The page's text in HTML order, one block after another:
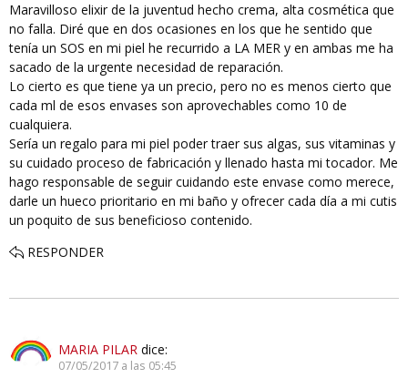
Maravilloso elixir de la juventud hecho crema, alta cosmética que
no falla. Diré que en dos ocasiones en los que he sentido que
tenía un SOS en mi piel he recurrido a LA MER y en ambas me ha
sacado de la urgente necesidad de reparación.
Lo cierto es que tiene ya un precio, pero no es menos cierto que
cada ml de esos envases son aprovechables como 10 de
cualquiera.
Sería un regalo para mi piel poder traer sus algas, sus vitaminas y
su cuidado proceso de fabricación y llenado hasta mi tocador. Me
hago responsable de seguir cuidando este envase como merece,
darle un hueco prioritario en mi baño y ofrecer cada día a mi cutis
un poquito de sus beneficioso contenido.
RESPONDER
MARIA PILAR dice:
07/05/2017 a las 05:45